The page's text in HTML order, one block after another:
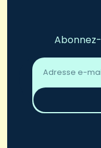
Adresse
email